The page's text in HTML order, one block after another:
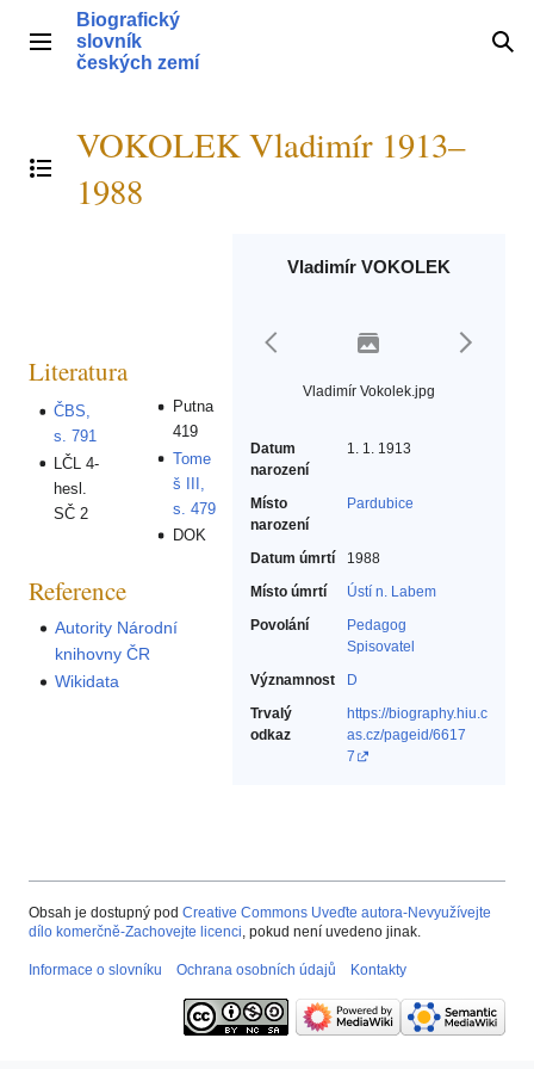
obsahHlavní menu
Biografický
slovník
českých zemí
Přepnout obsah
VOKOLEK Vladimír 1913–
1988
Vladimír VOKOLEK
Vladimír Vokolek.jpg
Datum
narození
1. 1. 1913
Místo
narození
Pardubice
Datum úmrtí
1988
Místo úmrtí
Ústí n. Labem
Povolání
Pedagog‎
Spisovatel‎
Významnost
D
Trvalý
odkaz
https://biography.hiu.c
as.cz/pageid/6617
7
Literatura
ČBS,
s. 791
LČL 4-
hesl.
SČ 2
Putna
419
Tome
š III,
s. 479
DOK
Reference
Autority Národní
knihovny ČR
Wikidata
Obsah je dostupný pod Creative Commons Uveďte autora-Nevyužívejte
dílo komerčně-Zachovejte licenci, pokud není uvedeno jinak.
Informace o slovníku Ochrana osobních údajů Kontakty